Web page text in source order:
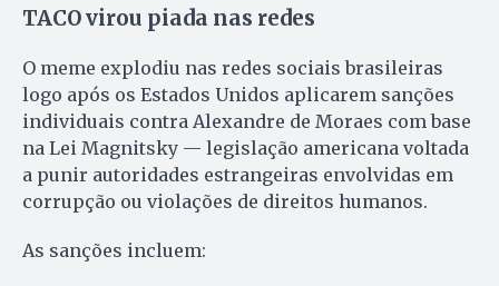
TACO virou piada nas redes
O meme explodiu nas redes sociais brasileiras
logo após os Estados Unidos aplicarem sanções
individuais contra Alexandre de Moraes com base
na Lei Magnitsky — legislação americana voltada
a punir autoridades estrangeiras envolvidas em
corrupção ou violações de direitos humanos.
As sanções incluem: